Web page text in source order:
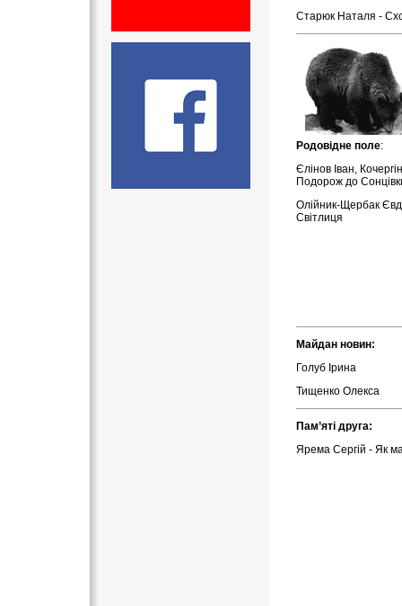
Старюк Наталя -
Родовідне поле:
Єлінов Іван,
Подорож до
Олійник-Щербак
Світлиця
Майдан новин:
Голуб Ірина
Тищенко Олекса
Пам’яті друга:
Ярема Сергій - Як